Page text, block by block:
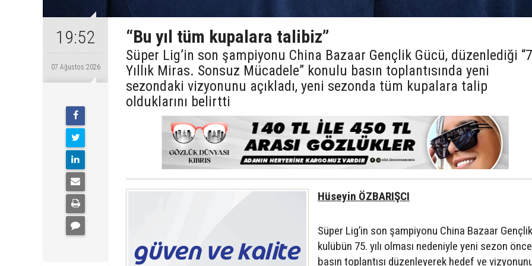
19:52
07 Ağustos 2026
“Bu yıl tüm kupalara talibiz”
Süper Lig’in son şampiyonu China Bazaar Gençlik Gücü, düzenlediği
Yıllık Miras. Sonsuz Mücadele” konulu basın toplantısında yeni
sezondaki vizyonunu açıkladı, yeni sezonda tüm kupalara talip
olduklarını belirtti
Hüseyin ÖZBARIŞCI
Süper Lig’in son şampiyonu China Bazaar
kulübün 75. yılı olması nedeniyle yeni sezon
basın toplantısı düzenleyerek hedef ve